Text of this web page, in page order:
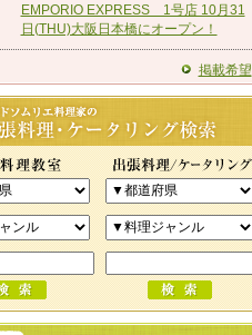
EMPORIO EXPRESS 1号店 10月31
日(THU)大阪日本橋にオープン！
掲載希望